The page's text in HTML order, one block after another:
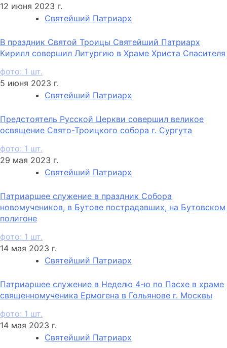
12 июня 2023 г.
Святейший Патриарх
В праздник Святой Троицы Святейший Патриарх
Кирилл совершил Литургию в Храме Христа Спасителя
фото: 1 шт.
5 июня 2023 г.
Святейший Патриарх
Предстоятель Русской Церкви совершил великое
освящение Свято-Троицкого собора г. Сургута
фото: 1 шт.
29 мая 2023 г.
Святейший Патриарх
Патриаршее служение в праздник Собора
новомучеников, в Бутове пострадавших, на Бутовском
полигоне
фото: 1 шт.
14 мая 2023 г.
Святейший Патриарх
Патриаршее служение в Неделю 4-ю по Пасхе в храме
священномученика Ермогена в Гольянове г. Москвы
фото: 1 шт.
14 мая 2023 г.
Святейший Патриарх